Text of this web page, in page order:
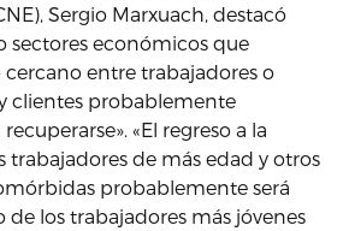
Sergio Marxuach, destacó
sectores económicos que
entre trabajadores o
clientes probablemente
«El regreso a la
trabajadores de más edad y otros
probablemente será
de los trabajadores más jóvenes